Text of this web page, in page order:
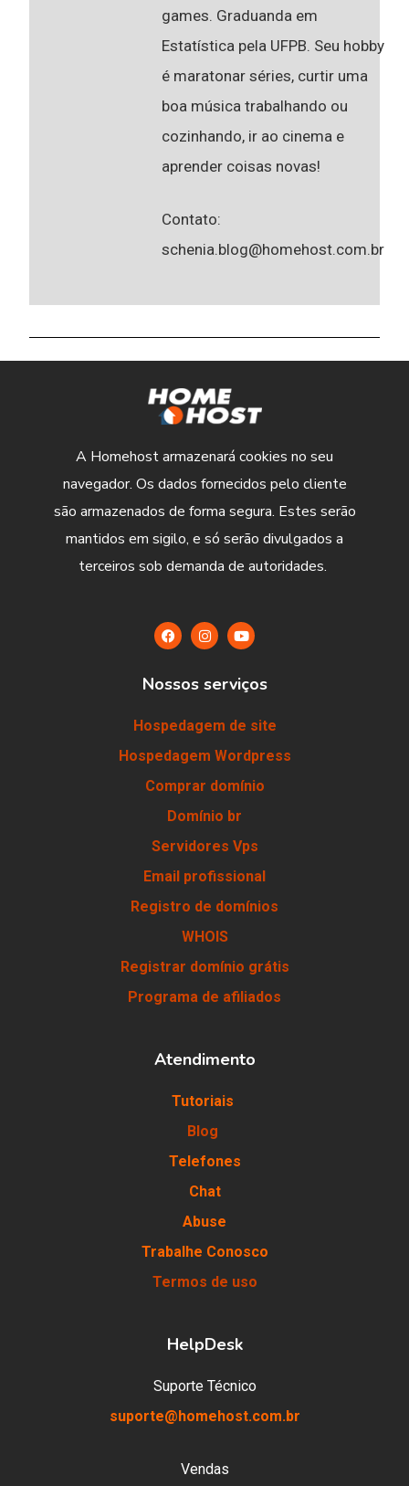
games. Graduanda em
Estatística pela UFPB. Seu hobby
é maratonar séries, curtir uma
boa música trabalhando ou
cozinhando, ir ao cinema e
aprender coisas novas!
Contato:
schenia.blog@homehost.com.br
A Homehost armazenará cookies no seu
navegador. Os dados fornecidos pelo cliente
são armazenados de forma segura. Estes serão
mantidos em sigilo, e só serão divulgados a
terceiros sob demanda de autoridades.
Nossos serviços
Hospedagem de site
Hospedagem Wordpress
Comprar domínio
Domínio br
Servidores Vps
Email profissional
Registro de domínios
WHOIS
Registrar domínio grátis
Programa de afiliados
Atendimento
Tutoriais
Blog
Telefones
Chat
Abuse
Trabalhe Conosco
Termos de uso
HelpDesk
Suporte Técnico
suporte@homehost.com.br
Vendas